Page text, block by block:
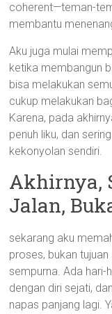
coherent—teman-
membantu
Aku juga mulai
ketika membangun
bisa melakukan
cukup melakukan
Karena, pada
penuh liku, dan
kekonyolan sendiri.
Akhirnya,
Jalan,
sekarang aku
proses, bukan
sempurna. Ada
dengan diri sejati,
napas panjang lagi.